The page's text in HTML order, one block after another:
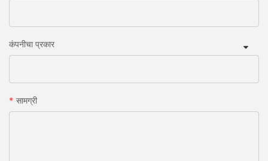
कंपनीचा प्रकार
सामग्री